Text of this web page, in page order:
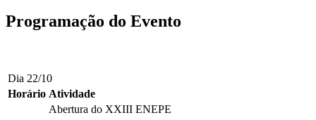
Programação do Evento
Dia 22/10
Horário Atividade
Abertura do XXIII ENEPE